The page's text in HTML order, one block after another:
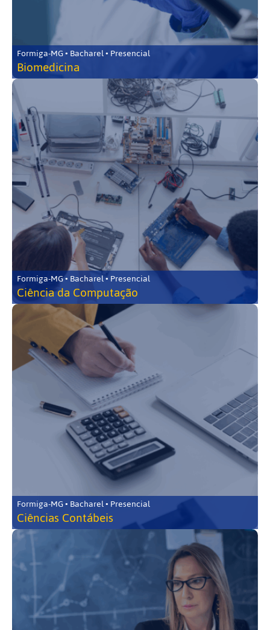
Formiga-MG • Bacharel • Presencial
Biomedicina
Formiga-MG • Bacharel • Presencial
Ciência da Computação
Formiga-MG • Bacharel • Presencial
Ciências Contábeis